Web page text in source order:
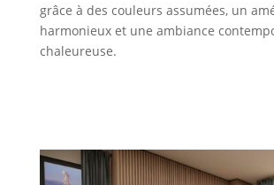
grâce à des couleurs assumées, un
harmonieux et une ambiance
chaleureuse.